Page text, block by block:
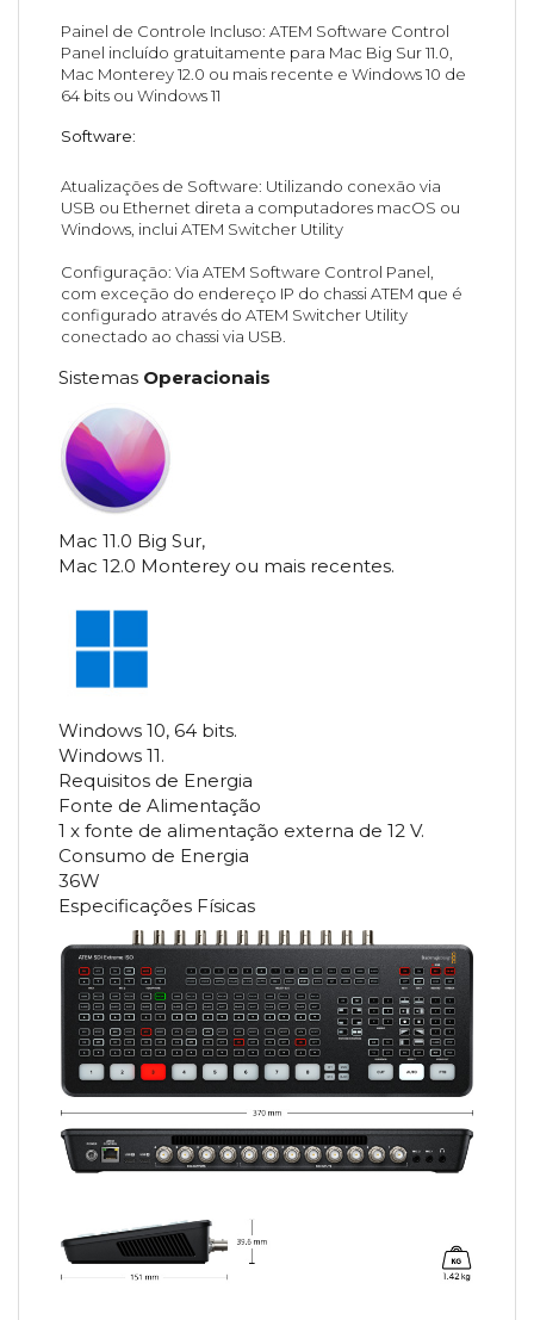
Painel de Controle Incluso: ATEM Software Control
Panel incluído gratuitamente para Mac Big Sur 11.0,
Mac Monterey 12.0 ou mais recente e Windows 10 de
64 bits ou Windows 11
Software:
Atualizações de Software: Utilizando conexão via
USB ou Ethernet direta a computadores macOS ou
Windows, inclui ATEM Switcher Utility
Configuração: Via ATEM Software Control Panel,
com exceção do endereço IP do chassi ATEM que é
configurado através do ATEM Switcher Utility
conectado ao chassi via USB.
Sistemas Operacionais
Mac 11.0 Big Sur,
Mac 12.0 Monterey ou mais recentes.
Windows 10, 64 bits.
Windows 11.
Requisitos de Energia
Fonte de Alimentação
1 x fonte de alimentação externa de 12 V.
Consumo de Energia
36W
Especificações Físicas